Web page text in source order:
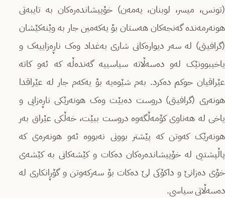
(تونس، میسر، لوبنان، یەمەن) خۆپیشاندەرەکان بە تایبەتی
هونەرمەندە گەنجەکان هەستان بۆ یەکەمین جار بە وێنەکێشان
(گرافیتی) لە سەر دیوارەکانی شاری بەغداد وەک ناڕەزاییەک و
یاخیبوونێک لەو دەسەڵاتە سیاسییە گەندەڵە کە ئەو کاتە
عێراقیان حوکم دەکرد. بەم شێوەیە بۆ یەکەم جار لە عێراقدا
هونەری (گرافیتی) دروست دەبێت وەک هونەرێکی ناڕەزایی و
یاخی لە هەناوی کۆمەڵگەوە دروست ببێت، خەڵکی عێراق بەر
هونەرێک کەوتن کە پێشتر بوونی نەبووە ئەو هونەرەی کە
پاڵپشتیی لە خۆپیشاندەرەکان دەکات و کێشەکانی بە کێشەی
خۆی دەزانێ و داکۆکی لێ دەکات بۆ سەرکەوتن و گۆڕانکاری لە
دەسەڵاتی سیاسی.